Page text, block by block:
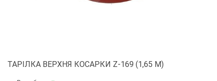
ТАРІЛКА ВЕРХНЯ КОСАРКИ Z-169 (1,65 М)